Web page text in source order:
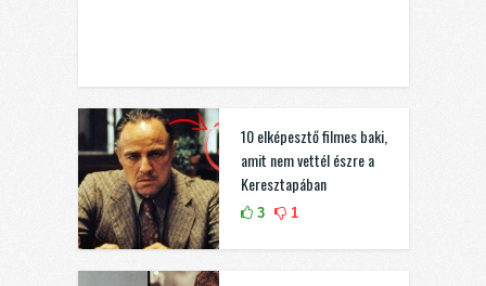
10 elképesztő filmes baki,
amit nem vettél észre a
Keresztapában
3 1